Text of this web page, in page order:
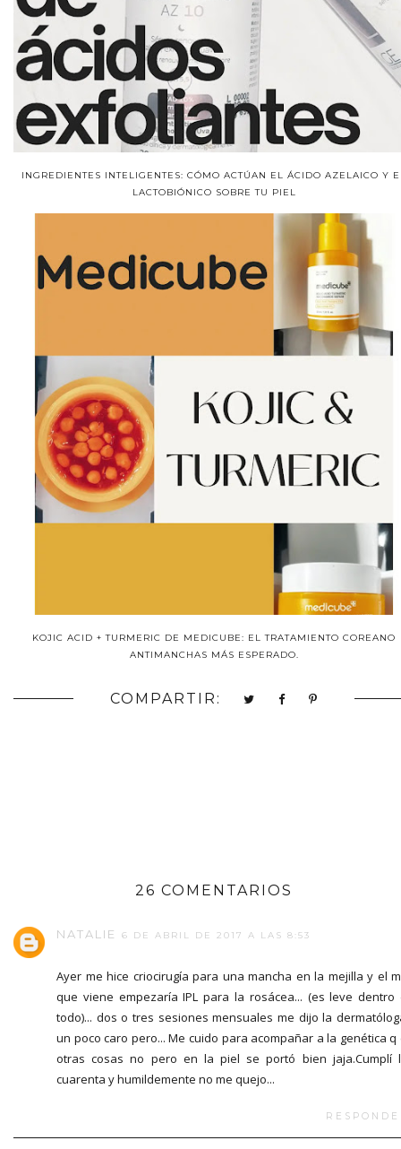
INGREDIENTES INTELIGENTES: CÓMO ACTÚAN EL ÁCIDO AZELAICO Y
LACTOBIÓNICO SOBRE TU PIEL
KOJIC ACID + TURMERIC DE MEDICUBE: EL TRATAMIENTO COREANO
ANTIMANCHAS MÁS ESPERADO.
COMPARTIR:
26 COMENTARIOS
NATALIE 6 DE ABRIL DE 2017 A LAS 8:53
Ayer me hice criocirugía para una mancha en la mejilla y el
que viene empezaría IPL para la rosácea... (es leve dentro
todo)... dos o tres sesiones mensuales me dijo la
un poco caro pero... Me cuido para acompañar a la genética q
otras cosas no pero en la piel se portó bien jaja.Cumplí
cuarenta y humildemente no me quejo...